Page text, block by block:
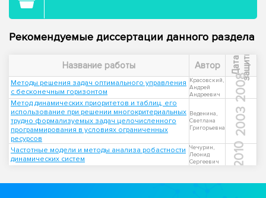
Рекомендуемые диссертации данного раздела
Название работы Автор Д
а
т
а
з
а
щ
и
ты
Методы решения задач оптимального управления
с бесконечным горизонтом
Красовский,
Андрей
Андреевич
2008
Метод динамических приоритетов и таблиц, его
использование при решении многокритериальных
трудно формализуемых задач целочисленного
программирования в условиях ограниченных
ресурсов
Веденина,
Светлана
Григорьевна
2003
Частотные модели и методы анализа робастности
динамических систем
Чечурин,
Леонид
Сергеевич
2010